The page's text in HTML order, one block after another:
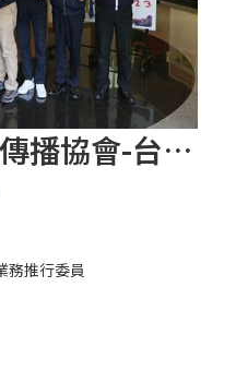
天主教之聲協會傳播協會-台北分會介紹及分享
務推行委員